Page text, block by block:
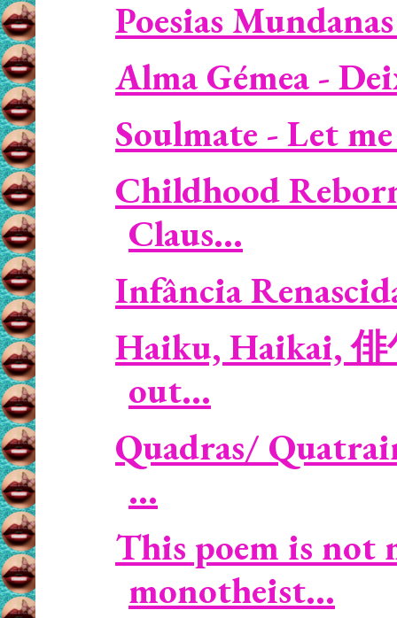
Poesias
Alma Gémea -
Soulmate - Let
Childhood
Claus...
Infância
Haiku, Haikai,
out...
Quadras/
...
This poem is not
monotheist...